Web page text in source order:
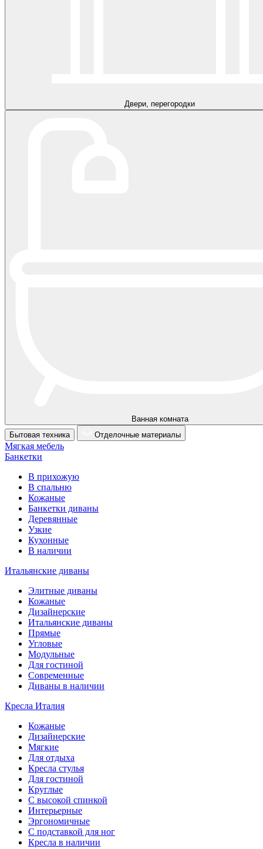
Двери, перегородки
Ванная комната
Бытовая техника
Отделочные материалы
Мягкая мебель
Банкетки
В прихожую
В спальню
Кожаные
Банкетки диваны
Деревянные
Узкие
Кухонные
В наличии
Итальянские диваны
Элитные диваны
Кожаные
Дизайнерские
Итальянские диваны
Прямые
Угловые
Модульные
Для гостиной
Современные
Диваны в наличии
Кресла Италия
Кожаные
Дизайнерские
Мягкие
Для отдыха
Кресла стулья
Для гостиной
Круглые
С высокой спинкой
Интерьерные
Эргономичные
С подставкой для ног
Кресла в наличии